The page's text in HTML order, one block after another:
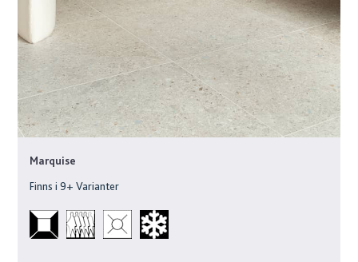
Marquise
Finns i9+ Varianter